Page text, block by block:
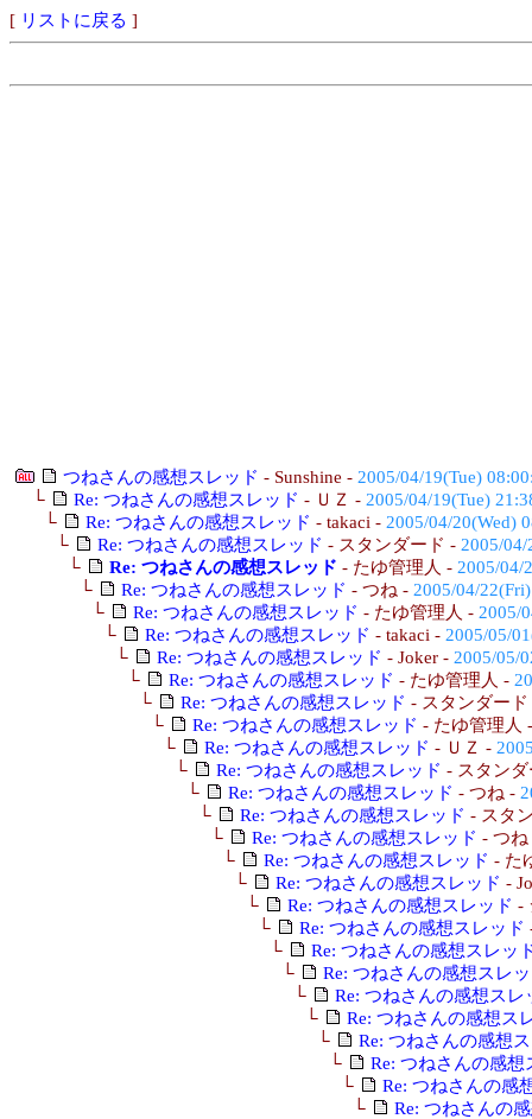
[ リストに戻る ]
つねさんの感想スレッド - Sunshine - 2005/04/19(Tue)
└
Re: つねさんの感想スレッド - ＵＺ - 2005/04/19(Tue)
└
Re: つねさんの感想スレッド - takaci - 2005/04/20(Wed)
└
Re: つねさんの感想スレッド - スタンダード - 2005/04/
└
Re: つねさんの感想スレッド - たゆ管理人 - 2005/04/
└
Re: つねさんの感想スレッド - つね - 2005/04/
└
Re: つねさんの感想スレッド - たゆ管理人 - 2005/
└
Re: つねさんの感想スレッド - takaci - 2005/05/
└
Re: つねさんの感想スレッド - Joker - 2005/05/
└
Re: つねさんの感想スレッド - たゆ管理人 -
└
Re: つねさんの感想スレッド - スタンダー
└
Re: つねさんの感想スレッド - たゆ管理人
└
Re: つねさんの感想スレッド - ＵＺ -
└
Re: つねさんの感想スレッド - スタン
└
Re: つねさんの感想スレッド - つね -
└
Re: つねさんの感想スレッド - スタ
└
Re: つねさんの感想スレッド - つ
└
Re: つねさんの感想スレッド - た
└
Re: つねさんの感想スレッド -
└
Re: つねさんの感想スレッド -
└
Re: つねさんの感想スレッド
└
Re: つねさんの感想スレッ
└
Re: つねさんの感想スレ
└
Re: つねさんの感想スレ
└
Re: つねさんの感想ス
└
Re: つねさんの感想
└
Re: つねさんの感想
└
Re: つねさんの感
└
Re: つねさんの